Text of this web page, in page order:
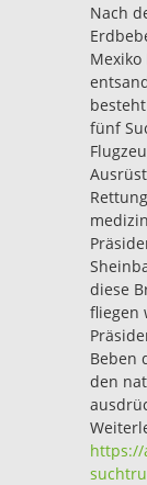
Nach
Mexiko
fünf
diese
fliegen
Beben
den
https://